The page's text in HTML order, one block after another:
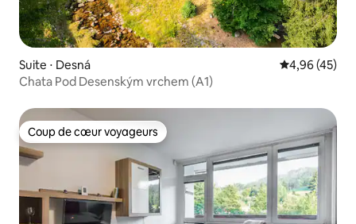
Suite ⋅ Desná Évaluation
4,96 (45)
Chata Pod Desenským vrchem (A1)
Coup de cœur voyageurs
Coup de cœur voyageurs